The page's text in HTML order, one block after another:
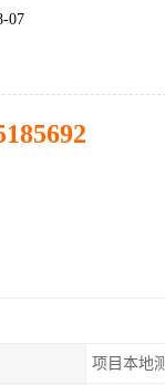
07
项目本地